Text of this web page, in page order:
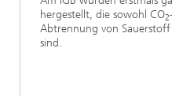
hergestellt, die sowohl CO2
Abtrennung von
sind.